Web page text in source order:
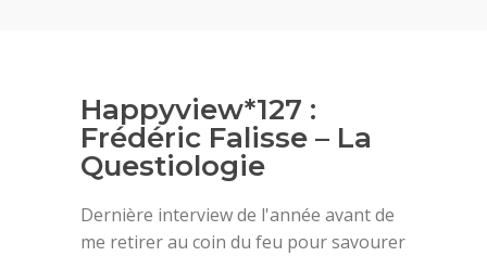
Happyview*127 :
Frédéric Falisse – La
Questiologie
Dernière interview de l'année avant de
me retirer au coin du feu pour savourer